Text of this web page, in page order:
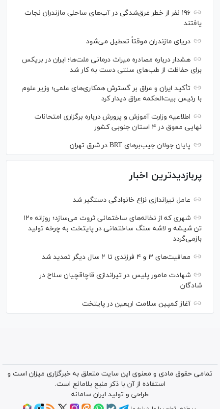
۱۹۶ نفر از خطر غرق‌شدگی در آب‌های ساحلی مازندران نجات
یافتند
دریای مازندران موقتاً تعطیل می‌شود
هشدار درباره مصادره میراث درمانی ملت‌ها؛ ایران در بریکس
برای حفاظت از طب‌های سنتی دست به کار شد
تأکید ایران و عراق بر گسترش همکاری‌های علمی؛ وزیر علوم
با رئیس بیت‌الحکمه عراق دیدار کرد
اطلاعیه وزارت آموزش و پرورش درباره برگزاری امتحانات
نهایی معوق در ۴ استان جنوبی کشور
پایان جولان جیب‌بر‌های BRT در شرق تهران
پربازدیدترین اخبار
عامل تیراندازی نزاع خانوادگی دستگیر شد
شهری که از نخاله‌های ساختمانی ثروت می‌سازد؛ روزانه ۱۲۰
تن شیشه و لاشه سنگ ساختمانی در پایتخت به چرخه تولید
بازمی‌گردد
معافیت‌های ۳ و ۴ فرزندی تا ۲ سال دیگر تمدید شد
شهادت مامور پلیس در تیراندازی قاچاقچیان سلاح در
شادگان
آغاز کمپین سلامت اربعین در پایتخت
تمامی حقوق مادی و معنوی این سایت متعلق به خبرگزاری میزان است و
استفاده از آن با ذکر منبع بلامانع است.
طراحی و تولید ایران سامانه